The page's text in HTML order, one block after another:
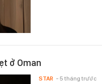
ở Oman
STAR - 5 tháng trước